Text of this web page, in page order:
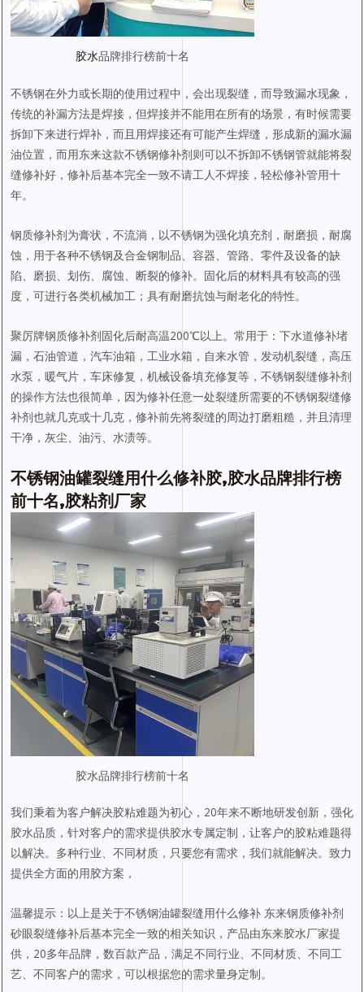
胶水品牌排行榜前十名
不锈钢在外力或长期的使用过程中，会出现裂缝，而导致漏水现象，
传统的补漏方法是焊接，但焊接并不能用在所有的场景，有时候需要
拆卸下来进行焊补，而且用焊接还有可能产生焊缝，形成新的漏水漏
油位置，而用东来这款不锈钢修补剂则可以不拆卸不锈钢管就能将裂
缝修补好，修补后基本完全一致不请工人不焊接，轻松修补管用十
年。
钢质修补剂为膏状，不流淌，以不锈钢为强化填充剂，耐磨损，耐腐
蚀，用于各种不锈钢及合金钢制品、容器、管路、零件及设备的缺
陷、磨损、划伤、腐蚀、断裂的修补。固化后的材料具有较高的强
度，可进行各类机械加工；具有耐磨抗蚀与耐老化的特性。
聚厉牌钢质修补剂固化后耐高温200℃以上。常用于：下水道修补堵
漏，石油管道，汽车油箱，工业水箱，自来水管，发动机裂缝，高压
水泵，暖气片，车床修复，机械设备填充修复等，不锈钢裂缝修补剂
的操作方法也很简单，因为修补任意一处裂缝所需要的不锈钢裂缝修
补剂也就几克或十几克，修补前先将裂缝的周边打磨粗糙，并且清理
干净，灰尘、油污、水渍等。
不锈钢油罐裂缝用什么修补胶,胶水品牌排行榜
前十名,胶粘剂厂家
胶水品牌排行榜前十名
我们秉着为客户解决胶粘难题为初心，20年来不断地研发创新，强化
胶水品质，针对客户的需求提供胶水专属定制，让客户的胶粘难题得
以解决。多种行业、不同材质，只要您有需求，我们就能解决。致力
提供全方面的用胶方案，
温馨提示：以上是关于不锈钢油罐裂缝用什么修补 东来钢质修补剂
砂眼裂缝修补后基本完全一致的相关知识，产品由东来胶水厂家提
供，20多年品牌，数百款产品，满足不同行业、不同材质、不同工
艺、不同客户的需求，可以根据您的需求量身定制。